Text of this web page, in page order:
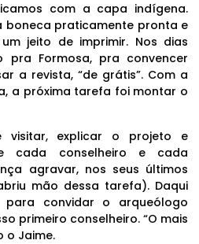
com a capa indígena.
boneca praticamente pronta e
jeito de imprimir. Nos dias
pra Formosa, pra convencer
a revista, “de grátis”. Com a
a próxima tarefa foi montar o
visitar, explicar o projeto e
cada conselheiro e cada
agravar, nos seus últimos
mão dessa tarefa). Daqui
para convidar o arqueólogo
primeiro conselheiro. “O mais
o Jaime.